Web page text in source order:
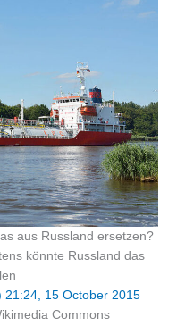
aus Russland ersetzen?
könnte Russland das
21:24, 15 October 2015
Commons